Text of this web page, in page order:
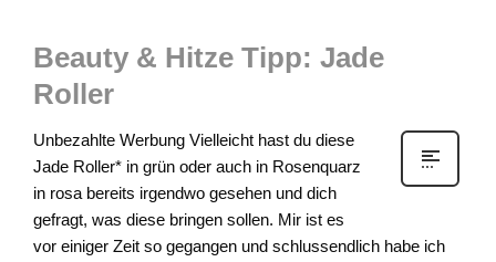
Beauty & Hitze Tipp: Jade
Roller
Unbezahlte Werbung Vielleicht hast du diese
Jade Roller* in grün oder auch in Rosenquarz
in rosa bereits irgendwo gesehen und dich
gefragt, was diese bringen sollen. Mir ist es
vor einiger Zeit so gegangen und schlussendlich habe ich